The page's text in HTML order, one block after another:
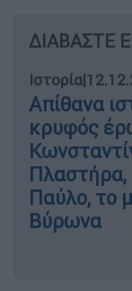
ΔΙΑΒΑΣΤΕ
Ιστορία|
Απίθανα
κρυφός
Πλαστήρα,
Παύλο, το
Βύρωνα